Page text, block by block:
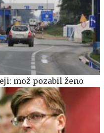
mož pozabil ženo